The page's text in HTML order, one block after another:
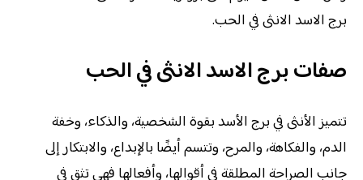
برج الاسد الانثى في الحب.
صفات برج الاسد الانثى في الحب
تتميز الأنثى في برج الأسد بقوة الشخصية، والذكاء، وخفة
الدم، والفكاهة، والمرح، وتتسم أيضًا بالإبداع، والابتكار إلى
جانب الصراحة المطلقة في أقوالها، وأفعالها فهي تثق في